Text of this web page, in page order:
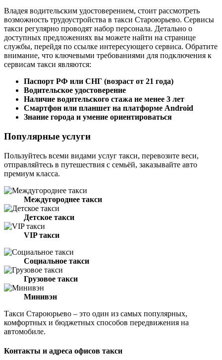
Владея водительским удостоверением, стоит рассмотреть
возможность трудоустройства в такси Староюрьево. Сервисы
такси регулярно проводят набор персонала. Детально о
доступных предложениях вы можете найти на странице
службы, перейдя по ссылке интересующего сервиса. Обратите
внимание, что ключевыми требованиями для подключения к
сервисам такси являются:
Паспорт РФ или СНГ (возраст от 21 года)
Водительское удостоверение
Наличие водительского стажа не менее 3 лет
Смартфон или планшет на платформе Android
Знание города и умение ориентироваться
Популярные услуги
Пользуйтесь всеми видами услуг такси, перевозите веси,
отправляйтесь в путешествия с семьёй, заказывайте авто
премиум класса.
Междугороднее такси
Детское такси
VIP такси
Социальное такси
Грузовое такси
Минивэн
Такси Староюрьево – это один из самых популярных,
комфортных и бюджетных способов передвижения на
автомобиле.
Контакты и адреса офисов такси